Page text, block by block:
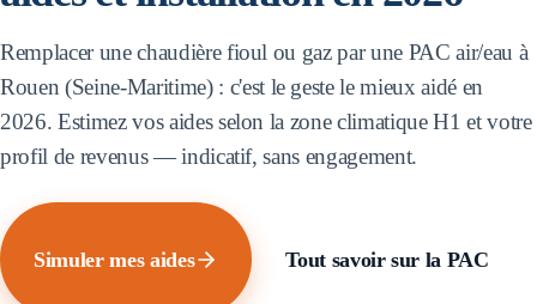
Remplacer une chaudière fioul ou gaz par une PAC air/eau à
Rouen (Seine-Maritime) : c'est le geste le mieux aidé en
2026. Estimez vos aides selon la zone climatiqueH1 et votre
profil de revenus — indicatif, sans engagement.
Simuler mes aides Tout savoir sur la PAC